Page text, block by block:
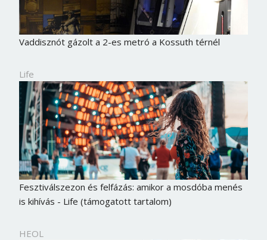
Vaddisznót gázolt a 2-es metró a Kossuth térnél
Life
Fesztiválszezon és felfázás: amikor a mosdóba menés
is kihívás - Life (támogatott tartalom)
HEOL